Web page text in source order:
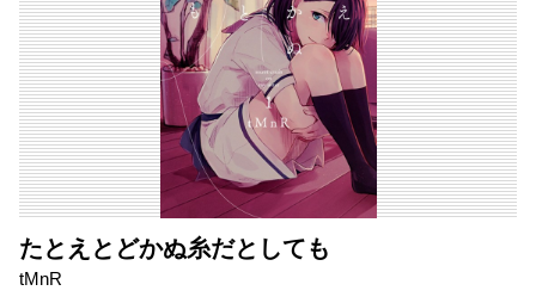
たとえとどかぬ糸だとしても
tMnR